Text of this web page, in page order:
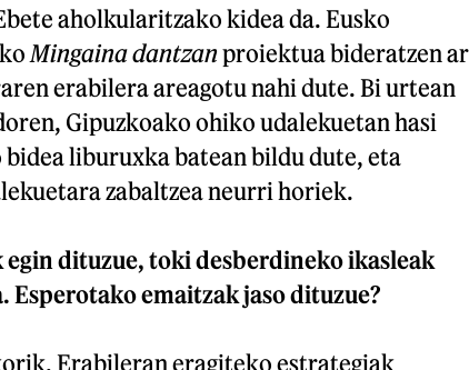
aholkularitzako kidea da. Eusko
Mingaina dantzanproiektua bideratzen
erabilera areagotu nahi dute. Bi urtean
Gipuzkoako ohiko udalekuetan hasi
liburuxka batean bildu dute, eta
zabaltzea neurri horiek.
dituzue, toki desberdineko ikasleak
Esperotako emaitzak jaso dituzue?
Erabileran eragiteko estrategiak